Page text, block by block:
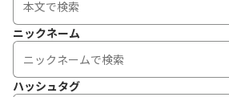
ニックネーム
ハッシュタグ